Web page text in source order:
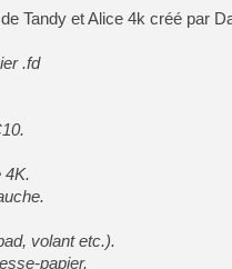
[Mo5] DOOM arrive en
[GK] Bethesda fête les 30
[GK] Roblox : l'action en
[GK] Agenda - GeForce
[LS] [PS5] ps5-y2jb-
Tandy et Alice 4k créé par
.fd
4K.
volant etc.).
papier.